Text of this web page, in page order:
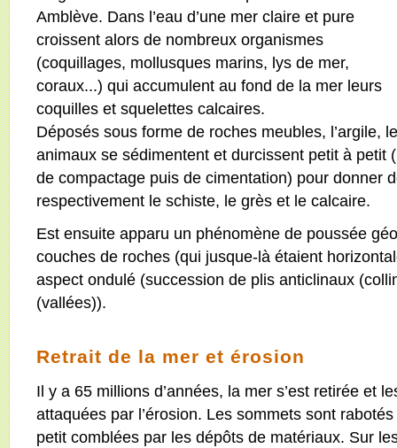
Amblève. Dans l’eau d’une mer claire et pure
croissent alors de nombreux organismes
(coquillages, mollusques marins, lys de mer,
coraux...) qui accumulent au fond de la mer leurs
coquilles et squelettes calcaires.
Déposés sous forme de roches meubles, l’argile,
animaux se sédimentent et durcissent petit à petit
de compactage puis de cimentation) pour donner
respectivement le schiste, le grès et le calcaire.
Est ensuite apparu un phénomène de poussée
couches de roches (qui jusque-là étaient
aspect ondulé (succession de plis anticlinaux
(vallées)).
Retrait de la mer et érosion
Il y a 65 millions d’années, la mer s’est retirée et
attaquées par l’érosion. Les sommets sont
petit comblées par les dépôts de matériaux. Sur